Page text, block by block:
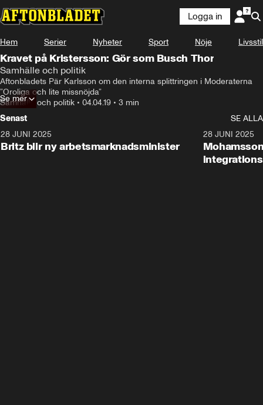
Logga in
Hem Serier Nyheter Sport Nöje Livsstil
Kravet på Kristersson: Gör som Busch Thor
Samhälle och politik
Aftonbladets Pär Karlsson om den interna splittringen i Moderaterna
”Oroliga och lite missnöjda”
Samhälle och politik • 04.04.19 • 3 min
Se mer
Senast
SE ALLA
28 JUNI 2025
Britz blir ny arbetsmarknadsminister
28 JUNI 2025